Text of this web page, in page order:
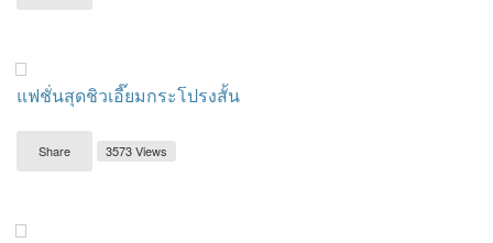
แฟชั่นสุดชิวเอี๊ยมกระโปรงสั้น
Share 3573 Views